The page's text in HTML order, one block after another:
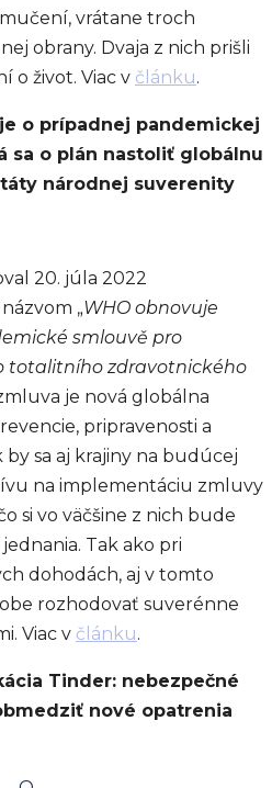
vrátane troch
obrany. Dvaja z nich prišli
o život. Viac v článku.
o prípadnej pandemickej
sa o plán nastoliť globálnu
národnej suverenity
20. júla 2022
„WHO obnovuje
smlouvě pro
totalitního zdravotnického
je nová globálna
pripravenosti a
by sa aj krajiny na budúcej
na implementáciu zmluvy
si vo väčšine z nich bude
Tak ako pri
dohodách, aj v tomto
rozhodovať suverénne
Viac v článku.
Tinder: nebezpečné
nové opatrenia